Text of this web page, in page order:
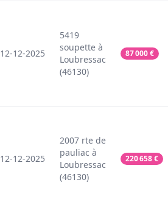
12-12-2025
5419
soupette à
Loubressac
(46130)
87 000€
12-12-2025
2007 rte de
pauliac à
Loubressac
(46130)
220 658€